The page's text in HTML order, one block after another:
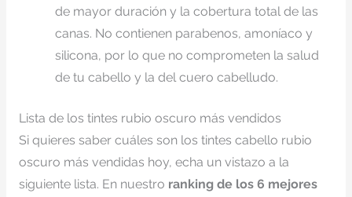
de mayor duración y la cobertura total de las
canas. No contienen parabenos, amoníaco y
silicona, por lo que no comprometen la salud
de tu cabello y la del cuero cabelludo.
Lista de los tintes rubio oscuro más vendidos
Si quieres saber cuáles son los tintes cabello rubio
oscuro más vendidas hoy, echa un vistazo a la
siguiente lista. En nuestro ranking de los 6 mejores